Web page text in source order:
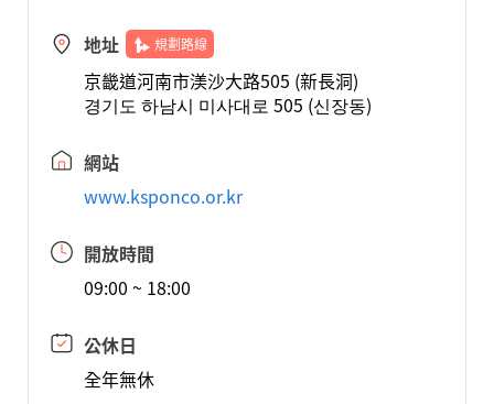
地址 規劃路線
京畿道河南市渼沙大路505 (新長洞)
경기도 하남시 미사대로 505 (신장동)
網站
www.ksponco.or.kr
開放時間
09:00 ~ 18:00
公休日
全年無休